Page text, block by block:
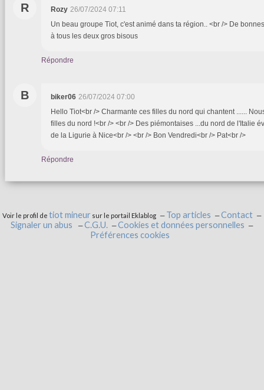
R Rozy 26/07/2024 07:11
Un beau groupe Tiot, c'est animé dans ta région.. <br /> De
à tous les deux gros bisous
Répondre
B biker06 26/07/2024 07:00
Hello Tiot<br /> Charmante ces filles du nord qui chantent ......
filles du nord !<br /> <br /> Des piémontaises ...du nord de l'Italie
de la Ligurie à Nice<br /> <br /> Bon Vendredi<br /> Pat<br />
Répondre
Voir le profil de tiot mineur sur le portail Eklablog Top articles
Contact
Signaler un abus
C.G.U.
Cookies et données personnelles
Préférences cookies